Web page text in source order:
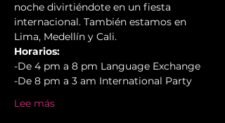
noche divirtiéndote en un fiesta
internacional. También estamos en
Lima, Medellín y Cali.
Horarios:
-De 4 pm a 8 pm Language Exchange
-De 8 pm a 3 am International Party
Lee más